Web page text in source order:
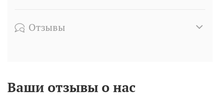
Отзывы
Ваши отзывы о нас